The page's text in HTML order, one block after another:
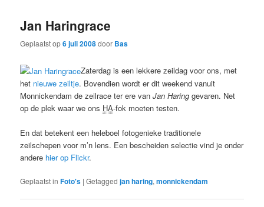
Jan Haringrace
Geplaatst op6 juli 2008door Bas
Zaterdag is een lekkere zeildag voor ons, met
het nieuwe zeiltje. Bovendien wordt er dit weekend vanuit
Monnickendam de zeilrace ter ere vanJan Haring gevaren. Net
op de plek waar we ons HA-fok moeten testen.
En dat betekent een heleboel fotogenieke traditionele
zeilschepen voor m’n lens. Een bescheiden selectie vind je onder
andere hier op Flickr.
Geplaatst in Foto's |Getagged jan haring,monnickendam